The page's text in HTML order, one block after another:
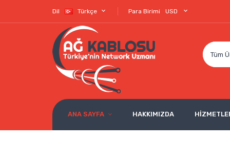
Dil Türkçe Para Birimi USD
Tüm
ANA SAYFA HAKKIMIZDA